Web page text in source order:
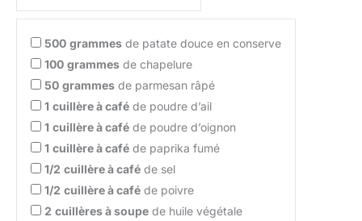
500 grammes de patate douce en conserve
100 grammes de chapelure
50 grammes de parmesan râpé
1 cuillère à café de poudre d’ail
1 cuillère à café de poudre d’oignon
1 cuillère à café de paprika fumé
1/2 cuillère à café de sel
1/2 cuillère à café de poivre
2 cuillères à soupe de huile végétale